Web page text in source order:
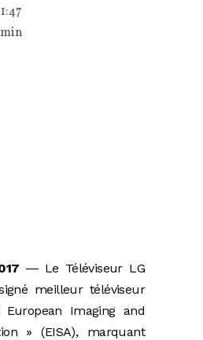
― Le Téléviseur LG
meilleur téléviseur
Imaging and
» (EISA), marquant